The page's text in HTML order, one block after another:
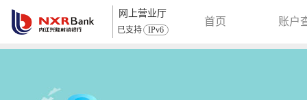
网上营业厅
已支持 IPv6
首页 账户